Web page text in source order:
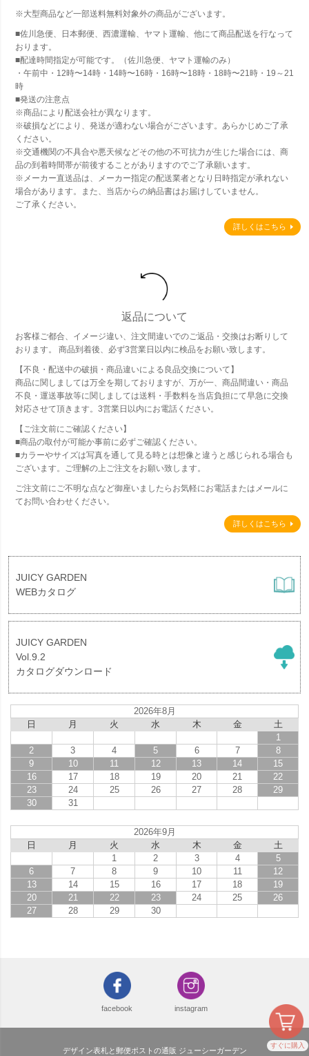
すぐに購入
※大型商品など一部送料無料対象外の商品がございます。
■佐川急便、日本郵便、西濃運輸、ヤマト運輸、他にて商品配送を行なって
おります。
■配達時間指定が可能です。（佐川急便、ヤマト運輸のみ）
・午前中・12時〜14時・14時〜16時・16時〜18時・18時〜21時・19～21
時
■発送の注意点
※商品により配送会社が異なります。
※破損などにより、発送が適わない場合がございます。あらかじめご了承
ください。
※交通機関の不具合や悪天候などその他の不可抗力が生じた場合には、商
品の到着時間帯が前後することがありますのでご了承願います。
※メーカー直送品は、メーカー指定の配送業者となり日時指定が承れない
場合があります。また、当店からの納品書はお届けしていません。
ご了承ください。
詳しくはこちら
返品について
お客様ご都合、イメージ違い、注文間違いでのご返品・交換はお断りして
おります。 商品到着後、必ず3営業日以内に検品をお願い致します。
【不良・配送中の破損・商品違いによる良品交換について】
商品に関しましては万全を期しておりますが、万が一、商品間違い・商品
不良・運送事故等に関しましては送料・手数料を当店負担にて早急に交換
対応させて頂きます。3営業日以内にお電話ください。
【ご注文前にご確認ください】
■商品の取付が可能か事前に必ずご確認ください。
■カラーやサイズは写真を通して見る時とは想像と違うと感じられる場合も
ございます。ご理解の上ご注文をお願い致します。
ご注文前にご不明な点など御座いましたらお気軽にお電話またはメールに
てお問い合わせください。
詳しくはこちら
JUICY GARDEN
WEBカタログ
JUICY GARDEN
Vol.9.2
カタログダウンロード
2026年8月
日
月 火 水 木 金
土
1
2
3 4 5 6 7
8
9
10 11 12 13 14
15
16
17 18 19 20 21
22
23
24 25 26 27 28
29
30
31
2026年9月
日
月 火 水 木 金
土
1
2 3 4
5
6
7 8 9 10 11
12
13
14 15 16 17 18
19
20
21 22 23 24 25
26
27
28 29 30
facebook instagram
デザイン表札と郵便ポストの通販 ジューシーガーデン